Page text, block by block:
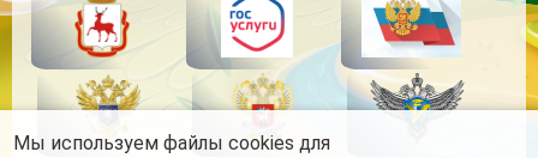
Мы используем файлы cookies для